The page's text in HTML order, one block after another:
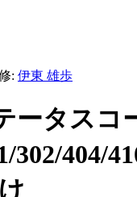
: 伊東 雄歩
ータスコ
302/404/